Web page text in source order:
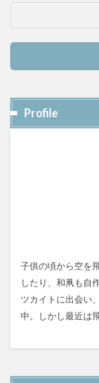
Profile
子供の頃から空を
したり、和凧も自
ツカイトに出会い
中。しかし最近は